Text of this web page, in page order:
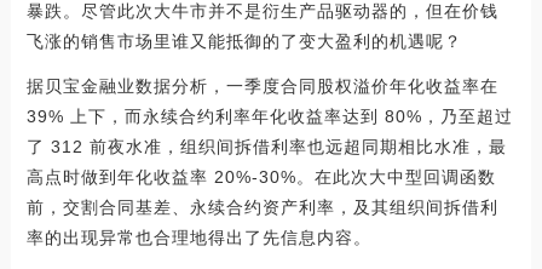
暴跌。尽管此次大牛市并不是衍生产品驱动器的，但在价钱
飞涨的销售市场里谁又能抵御的了变大盈利的机遇呢？
据贝宝金融业数据分析，一季度合同股权溢价年化收益率在
39% 上下，而永续合约利率年化收益率达到 80%，乃至超过
了 312 前夜水准，组织间拆借利率也远超同期相比水准，最
高点时做到年化收益率 20%-30%。在此次大中型回调函数
前，交割合同基差、永续合约资产利率，及其组织间拆借利
率的出现异常也合理地得出了先信息内容。